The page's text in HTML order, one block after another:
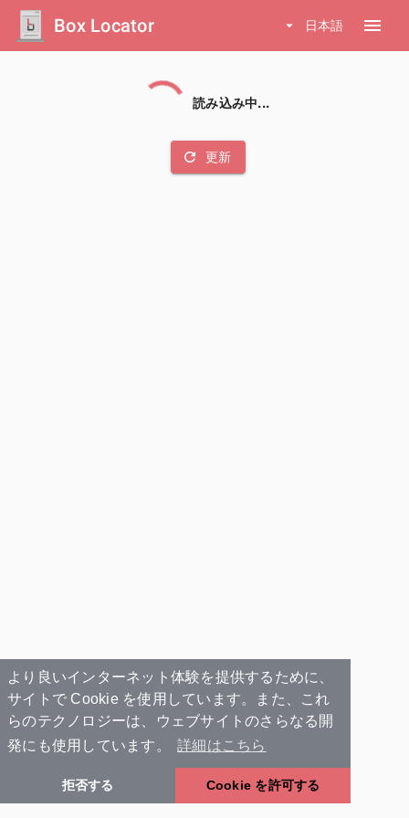
より良いインターネット体験を提供するために、
サイトで Cookie を使用しています。また、これ
らのテクノロジーは、ウェブサイトのさらなる開
発にも使用しています。
詳細はこちら
拒否する Cookie を許可する
Box Locator arrow_drop_down 日本語 menu
読み込み中...
refresh 更新